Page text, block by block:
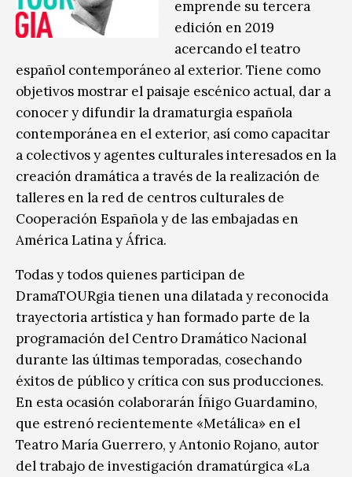
emprende su tercera
edición en 2019
acercando el teatro
español contemporáneo al exterior. Tiene como
objetivos mostrar el paisaje escénico actual, dar a
conocer y difundir la dramaturgia española
contemporánea en el exterior, así como capacitar
a colectivos y agentes culturales interesados en la
creación dramática a través de la realización de
talleres en la red de centros culturales de
Cooperación Española y de las embajadas en
América Latina y África.
Todas y todos quienes participan de
DramaTOURgia tienen una dilatada y reconocida
trayectoria artística y han formado parte de la
programación del Centro Dramático Nacional
durante las últimas temporadas, cosechando
éxitos de público y crítica con sus producciones.
En esta ocasión colaborarán Íñigo Guardamino,
que estrenó recientemente «Metálica» en el
Teatro María Guerrero, y Antonio Rojano, autor
del trabajo de investigación dramatúrgica «La